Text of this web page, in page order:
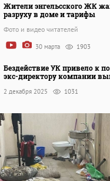
Жители энгельсского ЖК
разруху в доме и тарифы
Фото и видео читателей
30 марта 1903
Бездействие УК привело к
экс-директору компании
2 декабря 2025 1031